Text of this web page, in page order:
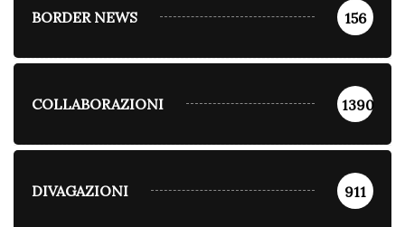
BORDER NEWS 156
COLLABORAZIONI 1390
DIVAGAZIONI 911